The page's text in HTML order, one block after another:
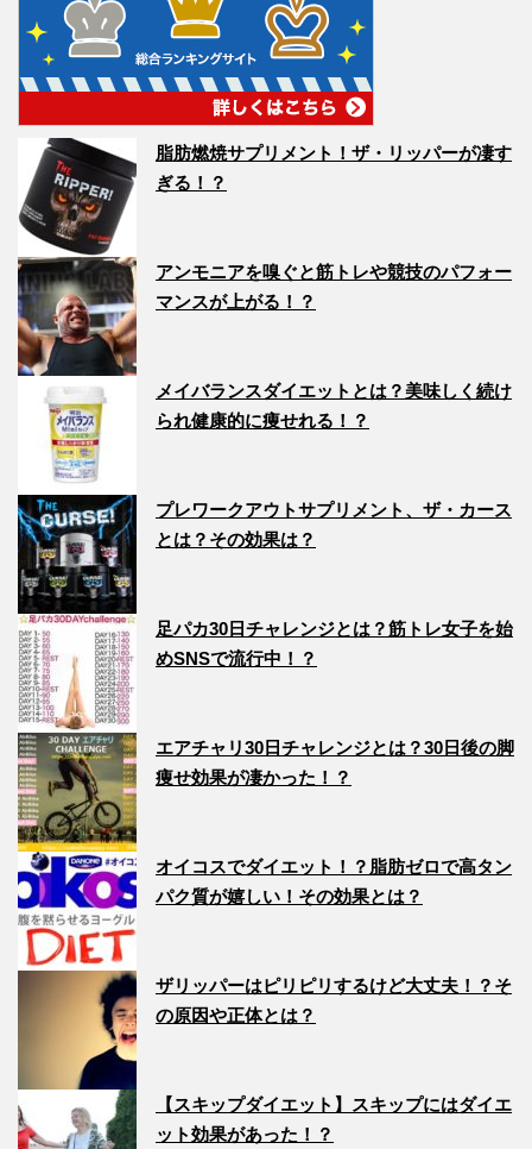
脂肪燃焼サプリメント！ザ・リッパーが凄す
ぎる！？
アンモニアを嗅ぐと筋トレや競技のパフォー
マンスが上がる！？
メイバランスダイエットとは？美味しく続け
られ健康的に痩せれる！？
プレワークアウトサプリメント、ザ・カース
とは？その効果は？
足パカ30日チャレンジとは？筋トレ女子を始
めSNSで流行中！？
エアチャリ30日チャレンジとは？30日後の脚
痩せ効果が凄かった！？
オイコスでダイエット！？脂肪ゼロで高タン
パク質が嬉しい！その効果とは？
ザリッパーはピリピリするけど大丈夫！？そ
の原因や正体とは？
【スキップダイエット】スキップにはダイエ
ット効果があった！？